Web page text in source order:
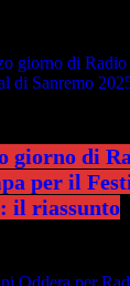
giorno di
per il
il riassunto